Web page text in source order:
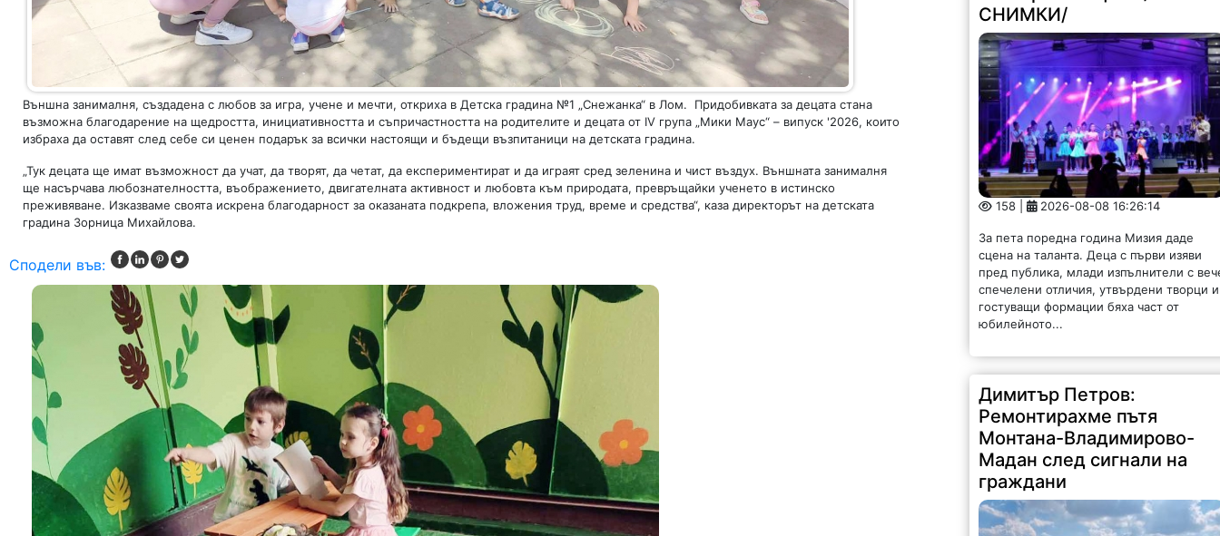
Външна занималня, създадена с любов за игра, учене и мечти, откриха в Детска градина №1 „Снежанка“ в Лом. Придобивката за децата стана
възможна благодарение на щедростта, инициативността и съпричастността на родителите и децата от IV група „Мики Маус“ – випуск '2026, които
избраха да оставят след себе си ценен подарък за всички настоящи и бъдещи възпитаници на детската градина.
„Тук децата ще имат възможност да учат, да творят, да четат, да експериментират и да играят сред зеленина и чист въздух. Външната занималня
ще насърчава любознателността, въображението, двигателната активност и любовта към природата, превръщайки ученето в истинско
преживяване. Изказваме своята искрена благодарност за оказаната подкрепа, вложения труд, време и средства“, каза директорът на детската
градина Зорница Михайлова.
Сподели във:
158 | 2026-08-08 16:26:14
За пета поредна година Мизия даде
пред публика, млади изпълнители с
спечелени отличия, утвърдени творци и
гостуващи формации бяха част от
юбилейното...
Ремонтирахме пътя
Монтана-Владимирово-
Мадан след сигнали на
граждани